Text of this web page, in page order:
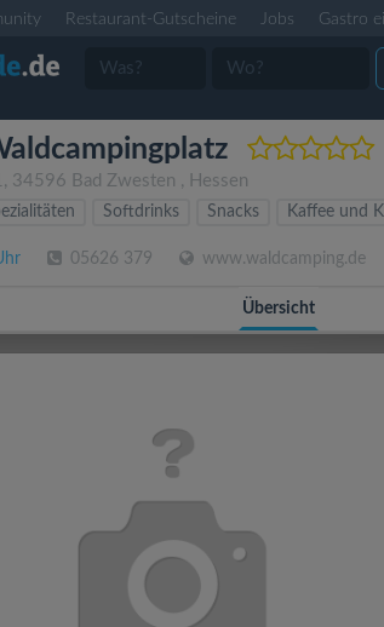
Restaurant-Gutscheine Jobs Gastro
, 34596 Bad Zwesten , Hessen
Softdrinks Snacks Kaffee und
05626 379 www.waldcamping.de
Übersicht